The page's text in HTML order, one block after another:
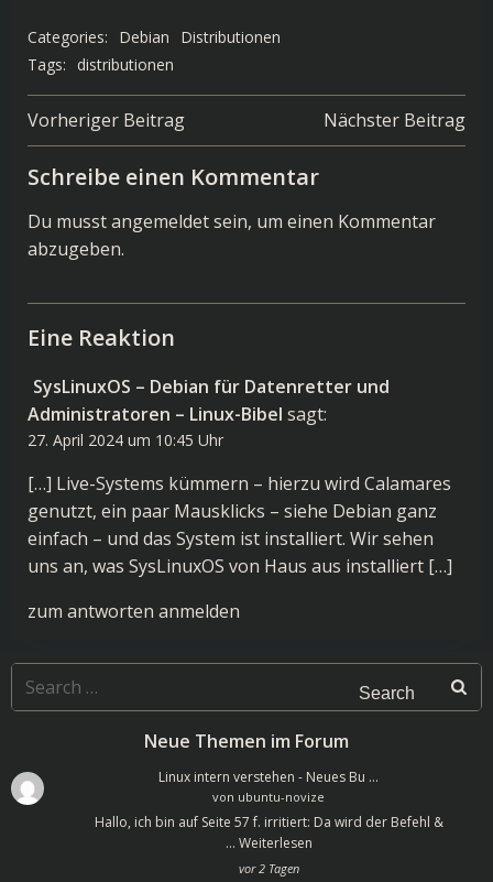
Categories: Debian
Distributionen
Tags:
distributionen
Post
navigation
Vorheriger Beitrag
Post
navigation
Nächster Beitrag
Schreibe einen Kommentar
Du musstangemeldetsein, um einen Kommentar
abzugeben.
Eine Reaktion
SysLinuxOS – Debian für Datenretter und
Administratoren – Linux-Bibel sagt:
27. April 2024 um 10:45 Uhr
[…] Live-Systems kümmern – hierzu wird Calamares
genutzt, ein paar Mausklicks – siehe Debian ganz
einfach – und das System ist installiert. Wir sehen
uns an, was SysLinuxOS von Haus aus installiert […]
zum antworten anmelden
Search
for:
Neue Themen im Forum
Linux intern verstehen - Neues Bu …
von ubuntu-novize
Hallo, ich bin auf Seite 57 f. irritiert: Da wird der Befehl &
… Weiterlesen
vor 2 Tagen